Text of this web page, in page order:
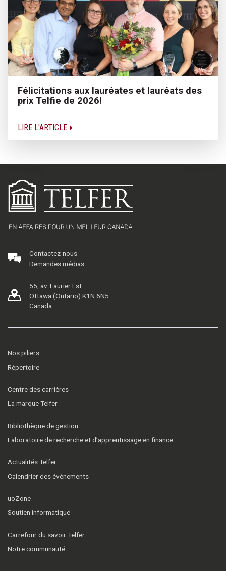
Félicitations aux lauréates et lauréats des
prix Telfie de 2026!
LIRE L'ARTICLE
Contactez-nous
Demandes médias
55, av. Laurier Est
Ottawa (Ontario) K1N 6N5
Canada
Nos piliers
Répertoire
Centre des carrières
La marque Telfer
Bibliothèque de gestion
Laboratoire de recherche et d’apprentissage en finance
Actualités Telfer
Calendrier des événements
uoZone
Soutien informatique
Carrefour du savoir Telfer
Notre communauté